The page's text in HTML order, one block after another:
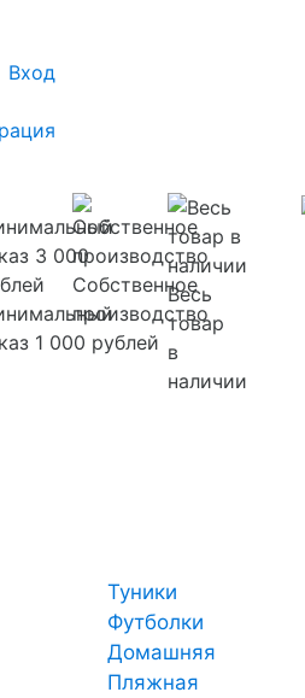
Вход
1 000 рублей
Собственное
производство
Весь
товар
в
наличии
Туники
Футболки
Домашняя
Пляжная